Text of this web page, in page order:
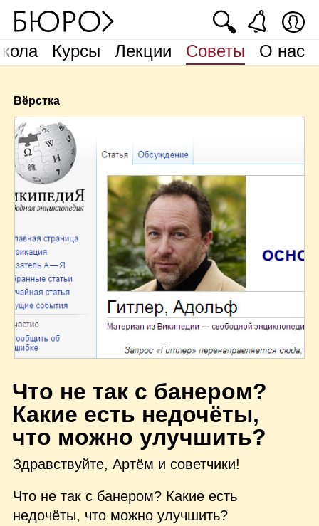
Курсы Лекции Советы О нас
🔍
Вёрстка
Что не так с банером?
Какие есть недочёты,
что можно улучшить?
Здравствуйте, Артём и советчики!
Что не так с банером? Какие есть
недочёты, что можно улучшить?